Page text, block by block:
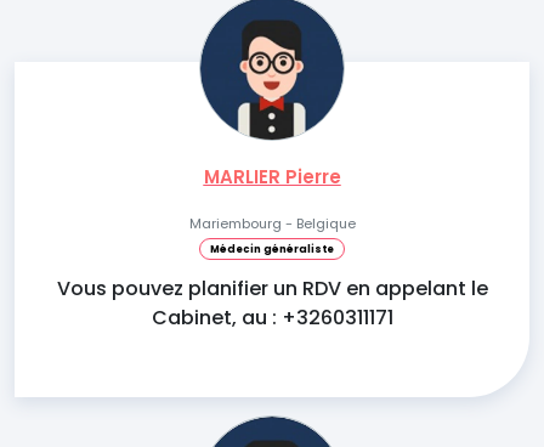
MARLIER Pierre
Mariembourg - Belgique
Médecin généraliste
Vous pouvez planifier un RDV en appelant le
Cabinet, au : +3260311171